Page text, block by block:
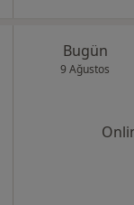
Bugün
9 Ağustos